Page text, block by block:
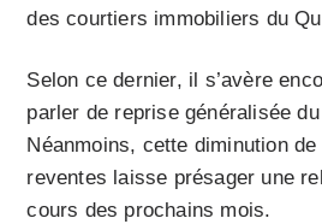
des courtiers immobiliers du
Selon ce dernier, il s’avère
parler de reprise généralisée
Néanmoins, cette diminution
reventes laisse présager une
cours des prochains mois.